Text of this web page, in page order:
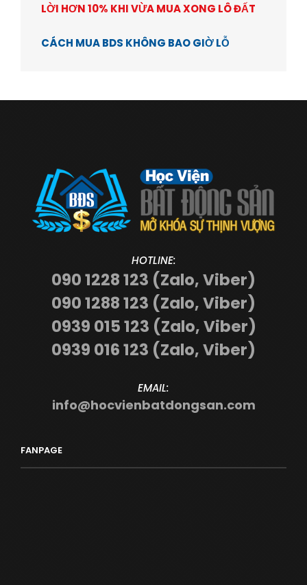
LỜI HƠN 10% KHI VỪA MUA XONG LÔ ĐẤT
CÁCH MUA BDS KHÔNG BAO GIỜ LỖ
HOTLINE:
090 1228 123 (Zalo, Viber)
090 1288 123 (Zalo, Viber)
0939 015 123 (Zalo, Viber)
0939 016 123 (Zalo, Viber)
EMAIL:
info@hocvienbatdongsan.com
FANPAGE